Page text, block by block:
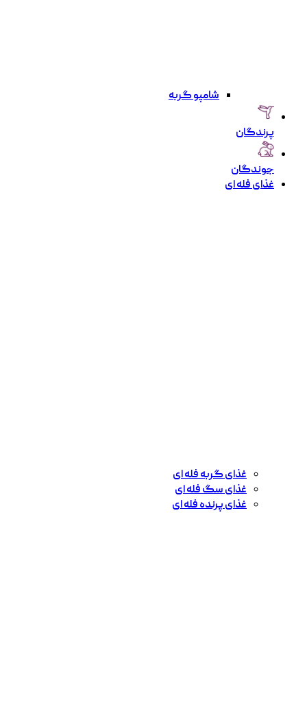
شامپو گربه
پرندگان
جوندگان
غذای فله ای
غذای گربه فله ای
غذای سگ فله ای
غذای پرنده فله ای